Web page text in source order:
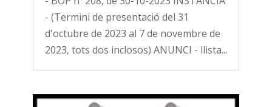
- (Termini de presentació del 31
d'octubre de 2023 al 7 de novembre de
2023, tots dos inclosos) ANUNCI - llista...